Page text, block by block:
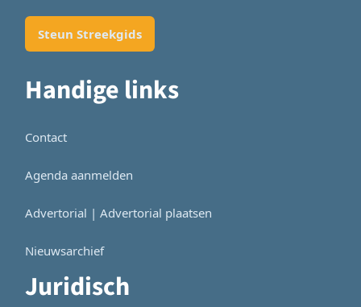
Steun Streekgids
Handige links
Contact
Agenda aanmelden
Advertorial | Advertorial plaatsen
Nieuwsarchief
Juridisch